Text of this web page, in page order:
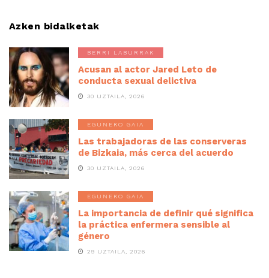
Azken bidalketak
BERRI LABURRAK
Acusan al actor Jared Leto de
conducta sexual delictiva
30 UZTAILA, 2026
EGUNEKO GAIA
Las trabajadoras de las conserveras
de Bizkaia, más cerca del acuerdo
30 UZTAILA, 2026
EGUNEKO GAIA
La importancia de definir qué significa
la práctica enfermera sensible al
género
29 UZTAILA, 2026